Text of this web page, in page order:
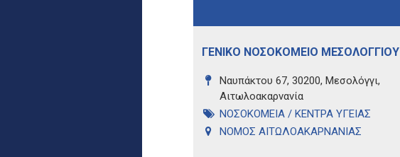
ΓΕΝΙΚΟ ΝΟΣΟΚΟΜΕΙΟ ΜΕΣΟΛΟΓΓΙΟΥ
Ναυπάκτου 67, 30200, Μεσολόγγι,
Αιτωλοακαρνανία
ΝΟΣΟΚΟΜΕΙΑ / ΚΕΝΤΡΑ ΥΓΕΙΑΣ
ΝΟΜΟΣ ΑΙΤΩΛΟΑΚΑΡΝΑΝΙΑΣ